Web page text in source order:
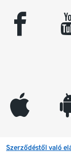
facebook
appleinc
Szerződéstől való